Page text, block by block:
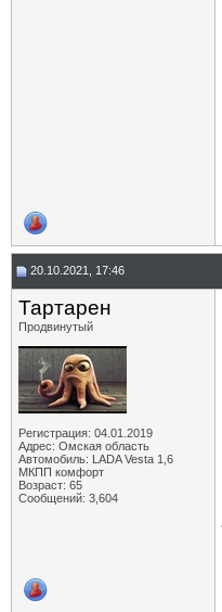
20.10.2021, 17:46
Тартарен
Продвинутый
Регистрация: 04.01.2019
Адрес: Омская область
Автомобиль: LADA Vesta 1,6
МКПП комфорт
Возраст: 65
Сообщений: 3,604